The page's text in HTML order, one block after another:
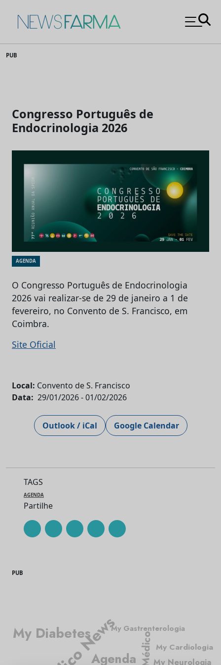
to
News Farma
PUB
Congresso Português de
Endocrinologia 2026
AGENDA
O Congresso Português de Endocrinologia
2026 vai realizar-se de 29 de janeiro a 1 de
fevereiro, no Convento de S. Francisco, em
Coimbra.
Site Oficial
Local: Convento de S. Francisco
Data: 29/01/2026- 01/02/2026
Outlook / iCal Google Calendar
TAGS
AGENDA
Partilhe
PUB
Agenda Médico
My Diabetes
My Cardiologia
My Gastrenterologia
My Neurologia